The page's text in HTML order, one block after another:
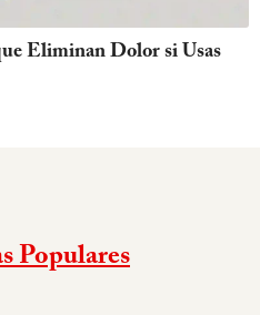
Eliminan Dolor si Usas
Populares